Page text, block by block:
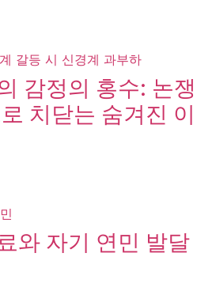
감정의 홍수: 논쟁
치닫는 숨겨진 이
와 자기 연민 발달